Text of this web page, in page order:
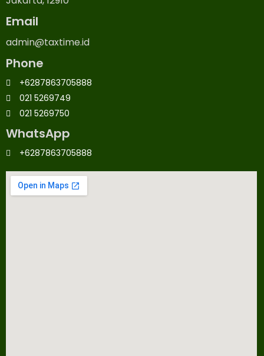
Email
admin@taxtime.id
Phone
+6287863705888
021 5269749
021 5269750
WhatsApp
+6287863705888